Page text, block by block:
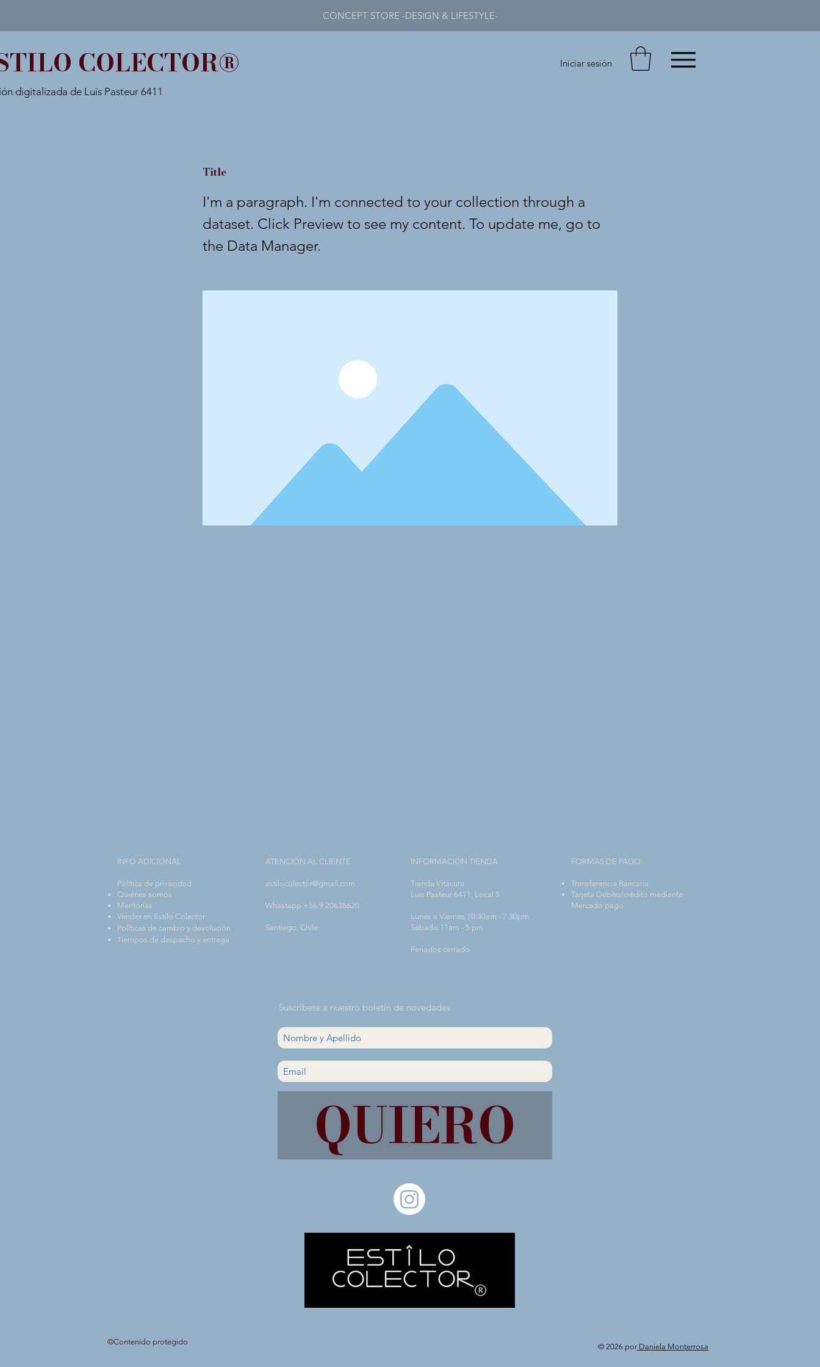
CONCEPT STORE -DESIGN & LIFESTYLE-
COLECTOR® Iniciar sesión
digitalizada de Luis Pasteur 6411
Title
I'm a paragraph. I'm connected to your collection through a
dataset. Click Preview to see my content. To update me, go to
the Data Manager.
INFO ADICIONAL​
Política de privacidad
Quiénes somos
Mentorías
Vender en Estilo Colector
Políticas de cambio y devolución
Tiempos de despacho y entrega
ATENCIÓN AL CLIENTE
estilocolector@gmail.com
Whastapp +56 9 20638620
Santiago, Chile
INFORMACIÓN TIENDA
Tienda Vitacura
Luis Pasteur 6411, Local 5
Lunes a Viernes 10:30am - 7.30pm
Sábado 11am - 5 pm
Feriados cerrado
FORMAS DE PAGO
Transferencia Bancaria
Tarjeta Débito/crédito mediante
Mercado pago
Suscríbete a nuestro boletín de novedades
QUIERO
© 2026 por Daniela Monterrosa
©Contenido protegido